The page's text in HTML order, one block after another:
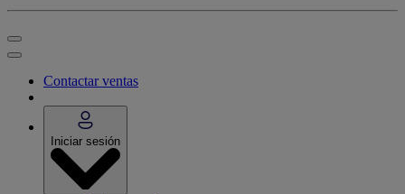
Contactar ventas
Iniciar sesión